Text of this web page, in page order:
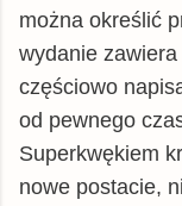
można określić
wydanie
częściowo
od pewnego
Superkwękiem
nowe postacie,